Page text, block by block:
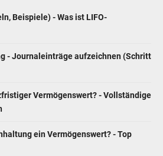
Beispiele) - Was ist LIFO-
- Journaleinträge aufzeichnen (Schritt
Vermögenswert? - Vollständige
ein Vermögenswert? - Top